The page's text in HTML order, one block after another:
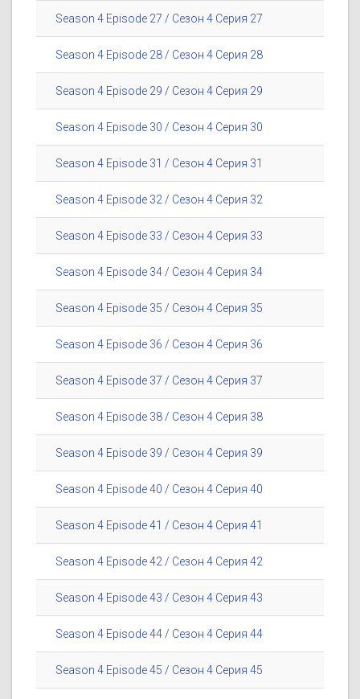
Season 4 Episode 27 / Сезон 4 Серия 27
Season 4 Episode 28 / Сезон 4 Серия 28
Season 4 Episode 29 / Сезон 4 Серия 29
Season 4 Episode 30 / Сезон 4 Серия 30
Season 4 Episode 31 / Сезон 4 Серия 31
Season 4 Episode 32 / Сезон 4 Серия 32
Season 4 Episode 33 / Сезон 4 Серия 33
Season 4 Episode 34 / Сезон 4 Серия 34
Season 4 Episode 35 / Сезон 4 Серия 35
Season 4 Episode 36 / Сезон 4 Серия 36
Season 4 Episode 37 / Сезон 4 Серия 37
Season 4 Episode 38 / Сезон 4 Серия 38
Season 4 Episode 39 / Сезон 4 Серия 39
Season 4 Episode 40 / Сезон 4 Серия 40
Season 4 Episode 41 / Сезон 4 Серия 41
Season 4 Episode 42 / Сезон 4 Серия 42
Season 4 Episode 43 / Сезон 4 Серия 43
Season 4 Episode 44 / Сезон 4 Серия 44
Season 4 Episode 45 / Сезон 4 Серия 45